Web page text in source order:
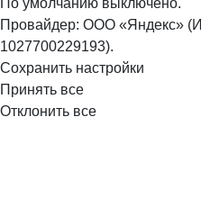
Провайдер: ООО «Яндекс»
1027700229193).
Сохранить настройки
Принять все
Отклонить все